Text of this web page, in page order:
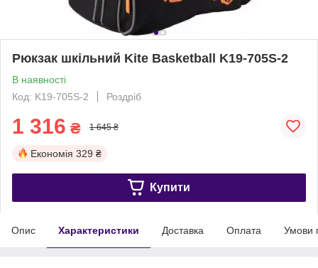
Рюкзак шкільний Kite Basketball K19-705S-2
В наявності
Код: K19-705S-2
Роздріб
1 316 ₴ 1 645 ₴
Економія 329 ₴
Купити
Опис Характеристики Доставка Оплата Умови